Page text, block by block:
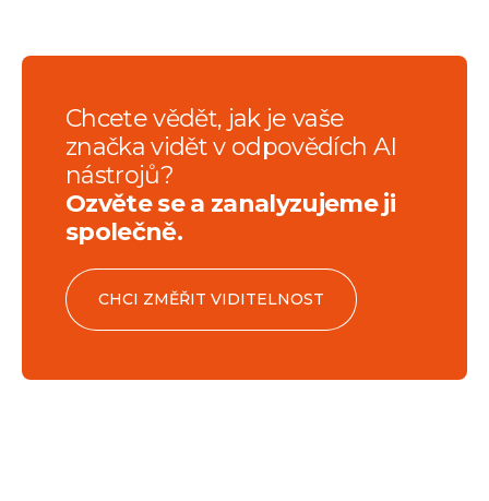
Chcete vědět, jak je vaše
značka vidět v odpovědích AI
nástrojů?
Ozvěte se a zanalyzujeme ji
společně.
CHCI ZMĚŘIT VIDITELNOST